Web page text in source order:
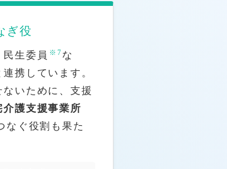
ぎ役
生委員 ※7 な
携しています。
いために、支援
介護支援事業所
なぐ役割も果た